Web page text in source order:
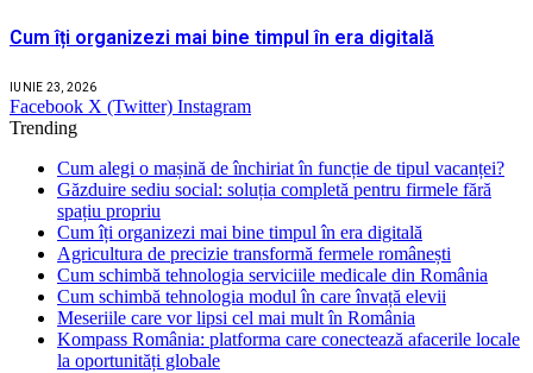
Cum îți organizezi mai bine timpul în era digitală
IUNIE 23, 2026
Facebook X (Twitter) Instagram
Trending
Cum alegi o mașină de închiriat în funcție de tipul vacanței?
Găzduire sediu social: soluția completă pentru firmele fără
spațiu propriu
Cum îți organizezi mai bine timpul în era digitală
Agricultura de precizie transformă fermele românești
Cum schimbă tehnologia serviciile medicale din România
Cum schimbă tehnologia modul în care învață elevii
Meseriile care vor lipsi cel mai mult în România
Kompass România: platforma care conectează afacerile locale
la oportunități globale